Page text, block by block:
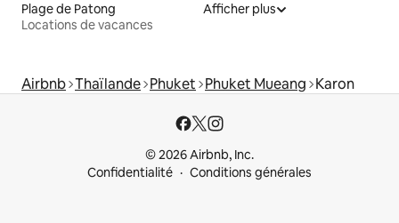
Plage de Patong
Locations de vacances
Afficher plus
Airbnb Thaïlande Phuket Phuket Mueang Karon
© 2026 Airbnb, Inc.
Confidentialité
Conditions générales